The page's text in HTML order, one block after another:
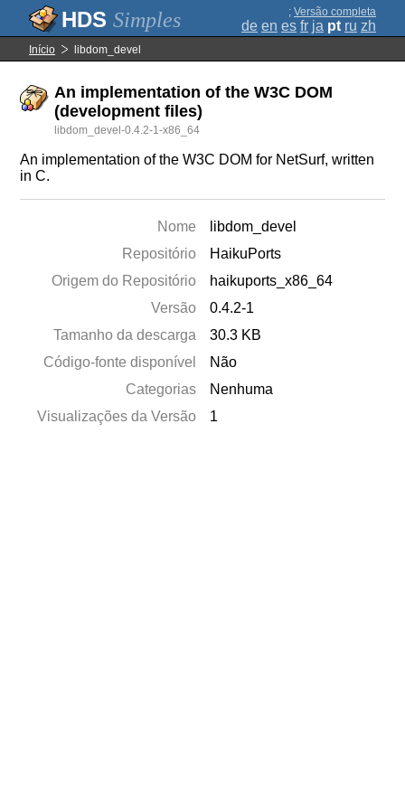
Simples ; Versão completa
de en es fr ja pt ru zh
Início libdom_devel
An implementation of the W3C DOM
(development files)
libdom_devel-0.4.2-1-x86_64
An implementation of the W3C DOM for NetSurf, written
in C.
Nome
libdom_devel
Repositório
HaikuPorts
Origem do Repositório
haikuports_x86_64
Versão
0.4.2-1
Tamanho da descarga
30.3 KB
Código-fonte disponível
Não
Categorias
Nenhuma
Visualizações da Versão
1